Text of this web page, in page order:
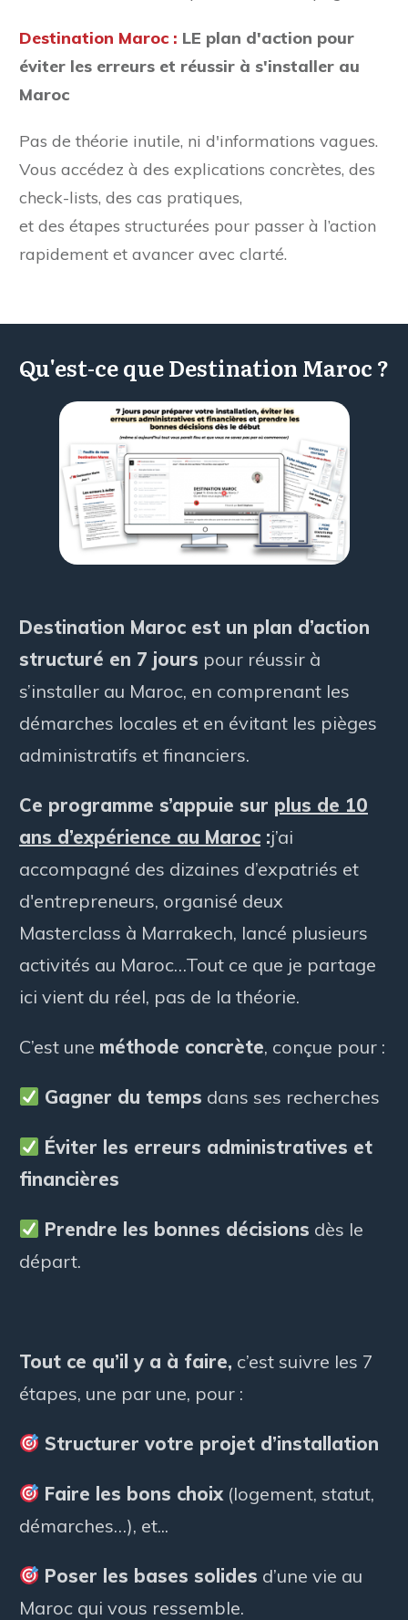
Destination Maroc : LE plan d'action pour
éviter les erreurs et réussir à s'installer au
Maroc
Pas de théorie inutile, ni d'informations vagues.
Vous accédez à des explications concrètes, des
check-lists, des cas pratiques,
et des étapes structurées pour passer à l’action
rapidement et avancer avec clarté.
Qu'est-ce que Destination Maroc ?
Destination Maroc est un plan d’action
structuré en 7 jours pour réussir à
s’installer au Maroc, en comprenant les
démarches locales et en évitant les pièges
administratifs et financiers.
Ce programme s’appuie sur plus de 10
ans d’expérience au Maroc :j’ai
accompagné des dizaines d’expatriés et
d'entrepreneurs, organisé deux
Masterclass à Marrakech, lancé plusieurs
activités au Maroc…Tout ce que je partage
ici vient du réel, pas de la théorie.
C’est une méthode concrète, conçue pour :
Gagner du temps dans ses recherches
Éviter les erreurs administratives et
financières
Prendre les bonnes décisions dès le
départ.
Tout ce qu’il y a à faire, c’est suivre les 7
étapes, une par une, pour :
Structurer votre projet d’installation
Faire les bons choix(logement, statut,
démarches…), et...
Poser les bases solides d’une vie au
Maroc qui vous ressemble.